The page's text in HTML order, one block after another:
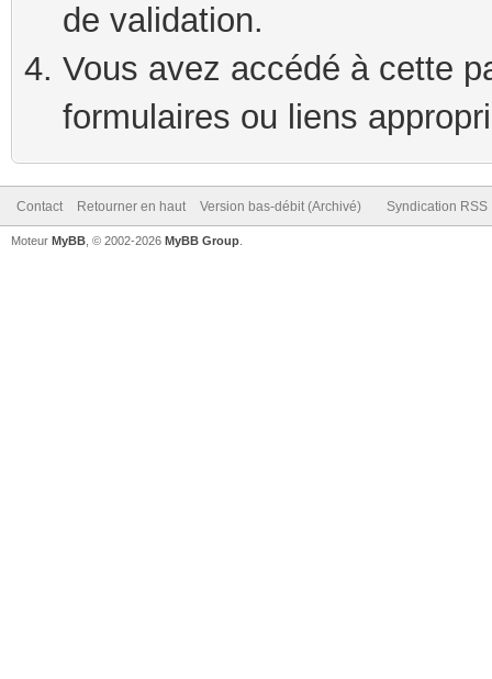
de validation.
Vous avez accédé à cette
formulaires ou liens
Contact Retourner en haut Version bas-débit (Archivé) Syndication RSS
Moteur MyBB , © 2002-2026 MyBB Group